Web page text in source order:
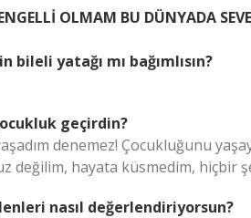
OLMAM BU DÜNYADA
bileli yatağı mı bağımlısın?
geçirdin?
denemez! Çocukluğunu
değilim, hayata küsmedim, hiçbir
nasıl değerlendiriyorsun?